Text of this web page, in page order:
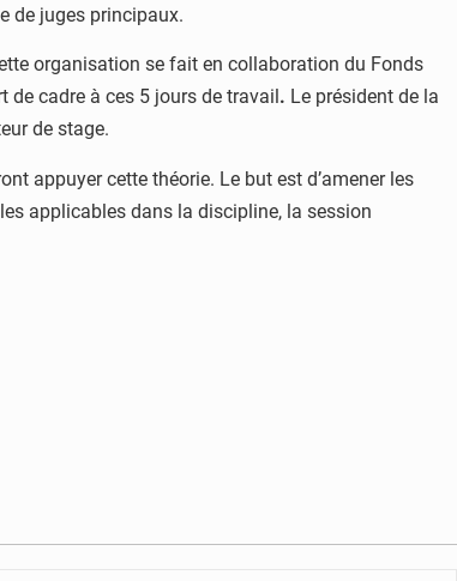
de juges principaux.
organisation se fait en collaboration du Fonds
de cadre à ces 5 jours de travail . Le président de la
de stage.
appuyer cette théorie. Le but est d’amener les
applicables dans la discipline, la session